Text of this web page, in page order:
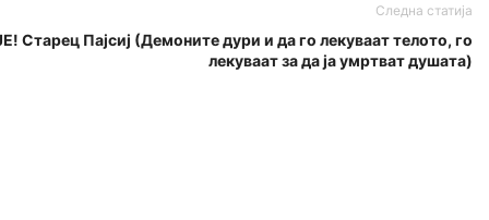
Следна статија
Пајсиј (Демоните дури и да го лекуваат телото, го
лекуваат за да ја умртват душата)